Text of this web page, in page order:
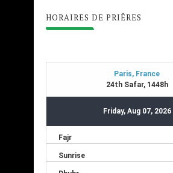
HORAIRES DE PRIÊRES